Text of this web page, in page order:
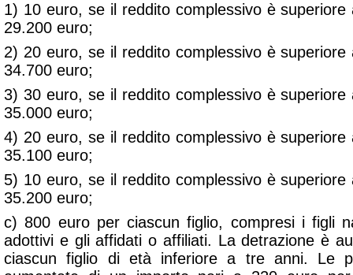
1) 10 euro, se il reddito complessivo è
29.200 euro;
2) 20 euro, se il reddito complessivo è
34.700 euro;
3) 30 euro, se il reddito complessivo è
35.000 euro;
4) 20 euro, se il reddito complessivo è
35.100 euro;
5) 10 euro, se il reddito complessivo è
35.200 euro;
c) 800 euro per ciascun figlio, compresi i figli
adottivi e gli affidati o affiliati. La detrazione è
ciascun figlio di età inferiore a tre anni. Le